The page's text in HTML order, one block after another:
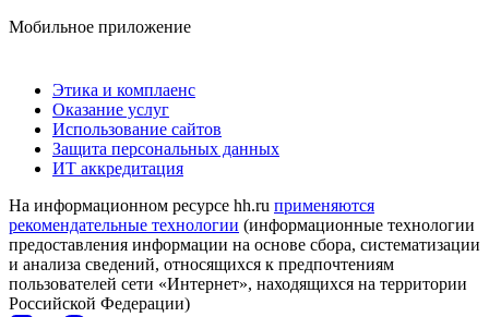
Мобильное приложение
Этика и комплаенс
Оказание услуг
Использование сайтов
Защита персональных данных
ИТ аккредитация
На информационном ресурсе hh.ru применяются
рекомендательные технологии (информационные технологии
предоставления информации на основе сбора, систематизации
и анализа сведений, относящихся к предпочтениям
пользователей сети «Интернет», находящихся на территории
Российской Федерации)